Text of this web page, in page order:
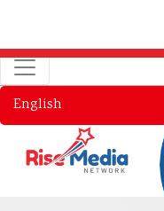
English